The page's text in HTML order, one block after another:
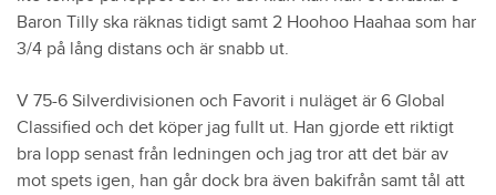
Baron Tilly ska räknas tidigt samt 2 Hoohoo Haahaa som har
3/4 på lång distans och är snabb ut.
V 75-6 Silverdivisionen och Favorit i nuläget är 6 Global
Classified och det köper jag fullt ut. Han gjorde ett riktigt
bra lopp senast från ledningen och jag tror att det bär av
mot spets igen, han går dock bra även bakifrån samt tål att